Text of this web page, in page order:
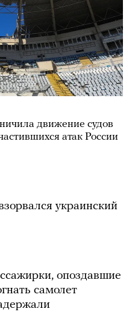
движение судов
атак России
украинский
опоздавшие
самолет